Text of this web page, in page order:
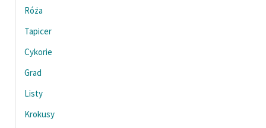
sprawozdania finansowe
Regulamin darowizn
Informacja o treściach
wrażliwych
Deklaracja dostępności
Róża
Tapicer
Cykorie
Grad
Listy
Krokusy